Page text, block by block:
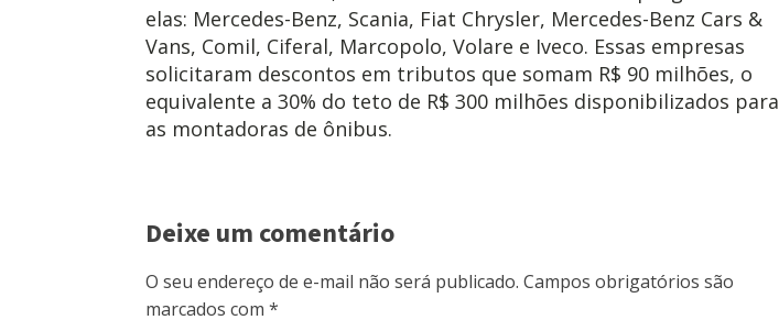
elas: Mercedes-Benz, Scania, Fiat Chrysler, Mercedes-Benz Cars &
Vans, Comil, Ciferal, Marcopolo, Volare e Iveco. Essas empresas
solicitaram descontos em tributos que somam R$ 90 milhões, o
equivalente a 30% do teto de R$ 300 milhões disponibilizados para
as montadoras de ônibus.
Deixe um comentário
O seu endereço de e-mail não será publicado. Campos obrigatórios são
marcados com *